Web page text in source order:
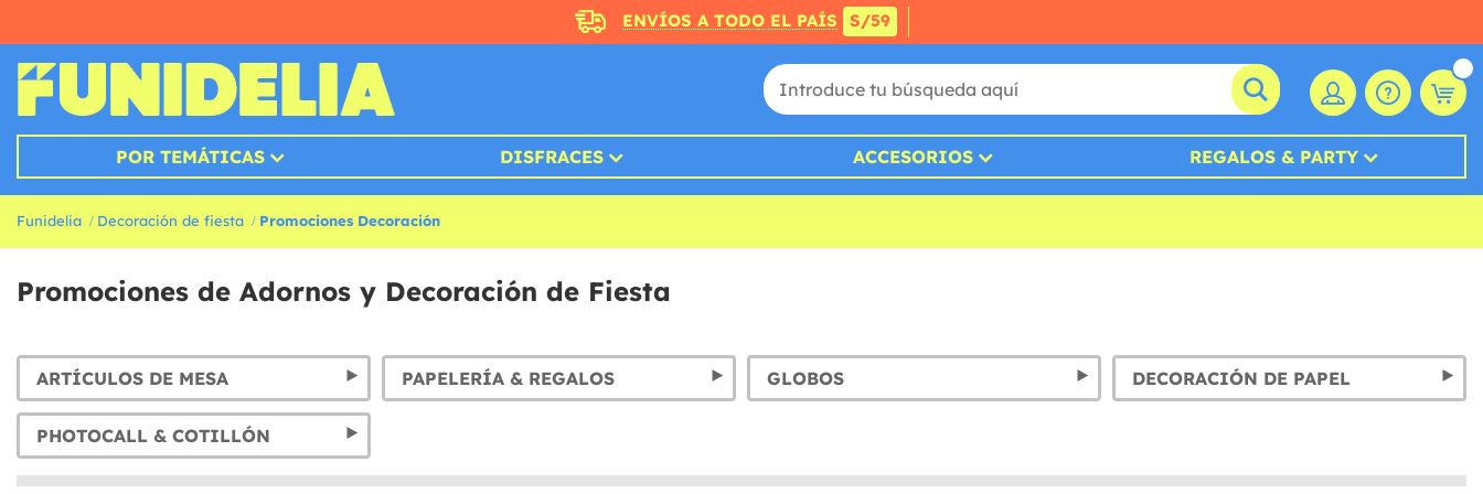
ENVÍOS A TODO EL PAÍS S/59
POR TEMÁTICAS DISFRACES ACCESORIOS REGALOS & PARTY
Funidelia Decoración de fiesta Promociones Decoración
Promociones de Adornos y Decoración de Fiesta
ARTÍCULOS DE MESA PAPELERÍA & REGALOS GLOBOS DECORACIÓN DE PAPEL
PHOTOCALL & COTILLÓN